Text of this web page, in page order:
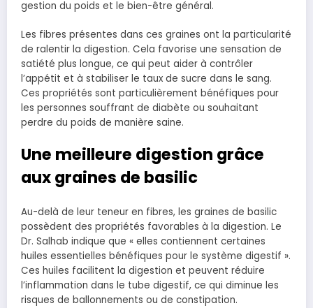
gestion du poids et le bien-être général.
Les fibres présentes dans ces graines ont la particularité
de ralentir la digestion. Cela favorise une sensation de
satiété plus longue, ce qui peut aider à contrôler
l’appétit et à stabiliser le taux de sucre dans le sang.
Ces propriétés sont particulièrement bénéfiques pour
les personnes souffrant de diabète ou souhaitant
perdre du poids de manière saine.
Une meilleure digestion grâce
aux graines de basilic
Au-delà de leur teneur en fibres, les graines de basilic
possèdent des propriétés favorables à la digestion. Le
Dr. Salhab indique que « elles contiennent certaines
huiles essentielles bénéfiques pour le système digestif ».
Ces huiles facilitent la digestion et peuvent réduire
l’inflammation dans le tube digestif, ce qui diminue les
risques de ballonnements ou de constipation.